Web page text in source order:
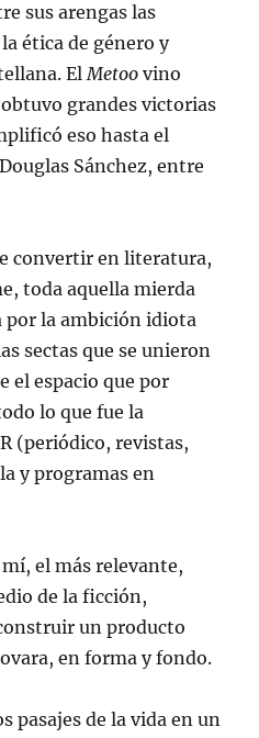
sus arengas las
ética de género y
ElMetoo vino
grandes victorias
eso hasta el
Sánchez, entre
convertir en literatura,
toda aquella mierda
por la ambición idiota
sectas que se unieron
el espacio que por
lo que fue la
(periódico, revistas,
y programas en
el más relevante,
de la ficción,
un producto
en forma y fondo.
pasajes de la vida en un